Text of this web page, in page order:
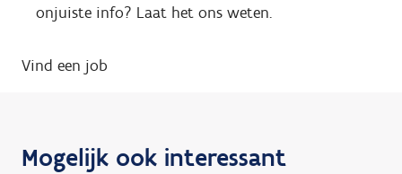
onjuiste info? Laat het ons weten.
Vind een job
Mogelijk ook interessant